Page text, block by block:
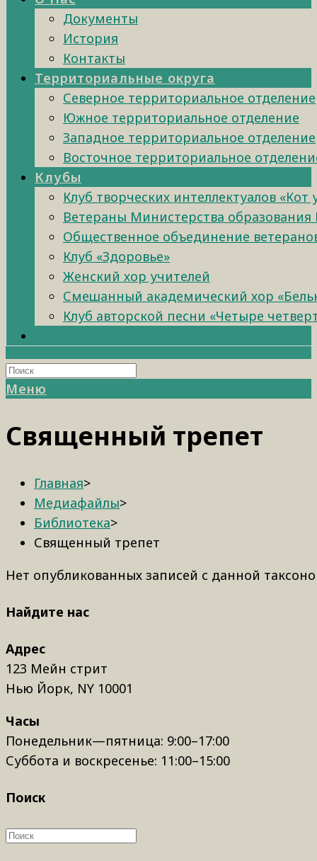
Документы
История
Контакты
Территориальные округа
Северное территориальное отделение
Южное территориальное отделение
Западное территориальное отделение
Восточное территориальное
Клубы
Клуб творческих интеллектуалов «Кот
Ветераны Министерства образования
Общественное объединение
Клуб «Здоровье»
Женский хор учителей
Смешанный академический хор
Клуб авторской песни «Четыре
Меню
Священный трепет
Главная>
Медиафайлы>
Библиотека>
Священный трепет
Нет опубликованных записей с данной
Найдите нас
Адрес
123 Мейн стрит
Нью Йорк, NY 10001
Часы
Понедельник—пятница: 9:00–17:00
Суббота и воскресенье: 11:00–15:00
Поиск